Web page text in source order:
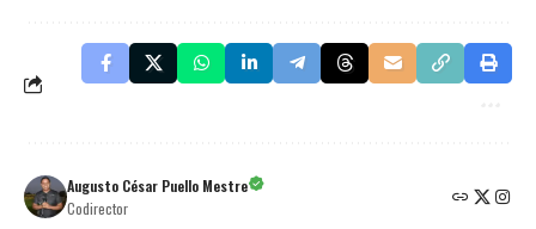
Augusto César Puello Mestre
Codirector